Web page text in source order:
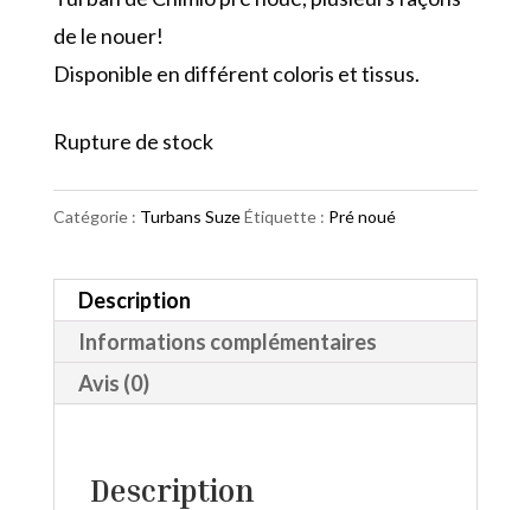
de le nouer!
Disponible en différent coloris et tissus.
Rupture de stock
Catégorie : Turbans SuzeÉtiquette : Pré noué
Description
Informations complémentaires
Avis (0)
Description